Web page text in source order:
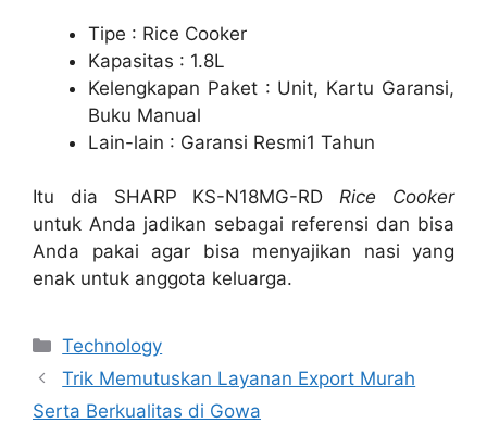
Tipe : Rice Cooker
Kapasitas : 1.8L
Kelengkapan Paket : Unit, Kartu Garansi,
Buku Manual
Lain-lain : Garansi Resmi1 Tahun
Itu dia SHARP KS-N18MG-RDRice Cooker
untuk Anda jadikan sebagai referensi dan bisa
Anda pakai agar bisa menyajikan nasi yang
enak untuk anggota keluarga.
Categories
Technology
Trik Memutuskan Layanan Export Murah
Serta Berkualitas di Gowa